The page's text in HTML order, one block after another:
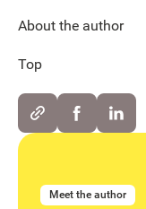
About the author
Top
Meet the author